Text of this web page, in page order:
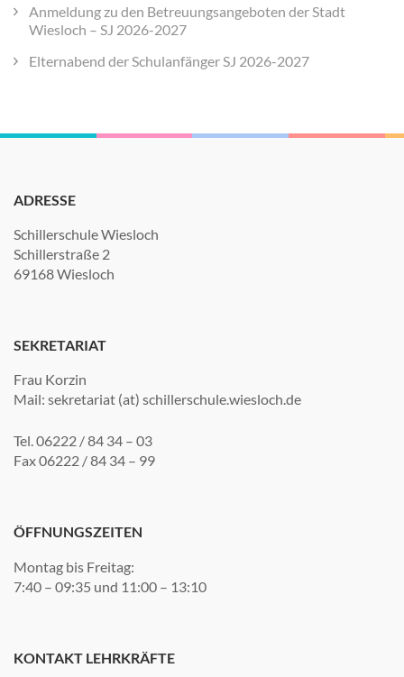
Anmeldung zu den Betreuungsangeboten der Stadt
Wiesloch – SJ 2026-2027
Elternabend der Schulanfänger SJ 2026-2027
ADRESSE
Schillerschule Wiesloch
Schillerstraße 2
69168 Wiesloch
SEKRETARIAT
Frau Korzin
Mail: sekretariat (at) schillerschule.wiesloch.de
Tel. 06222 / 84 34 – 03
Fax 06222 / 84 34 – 99
ÖFFNUNGSZEITEN
Montag bis Freitag:
7:40 – 09:35 und 11:00 – 13:10
KONTAKT LEHRKRÄFTE